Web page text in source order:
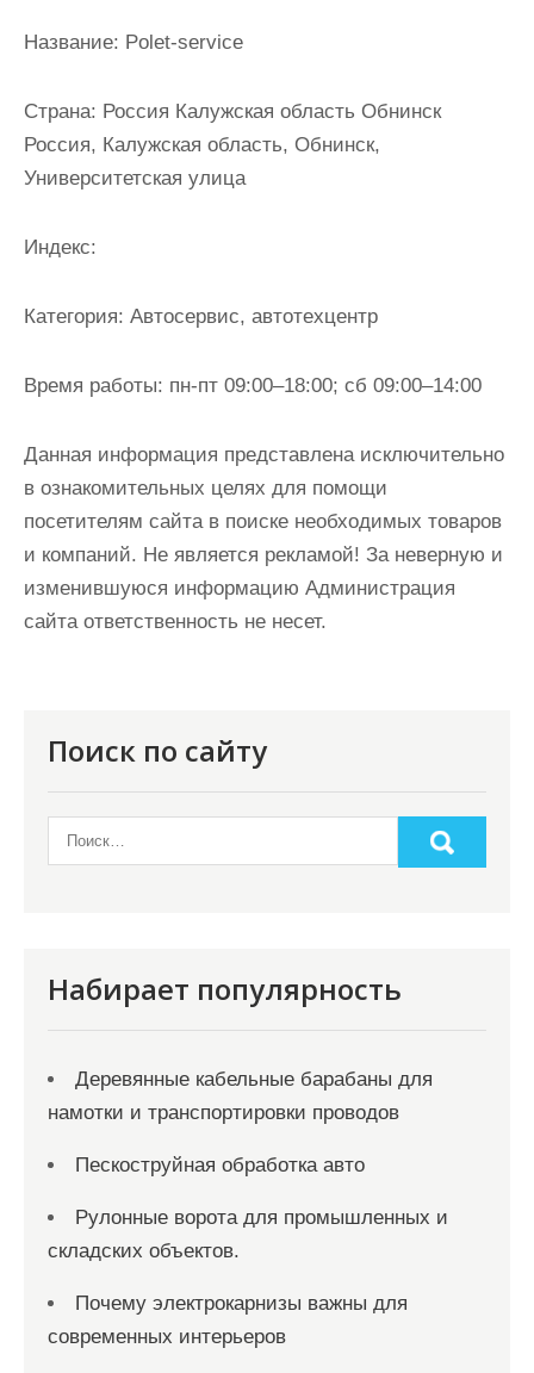
Название: Polet-service
Страна: Россия Калужская область Обнинск
Россия, Калужская область, Обнинск,
Университетская улица
Индекс:
Категория: Автосервис, автотехцентр
Время работы: пн-пт 09:00–18:00; сб 09:00–14:00
Данная информация представлена исключительно
в ознакомительных целях для помощи
посетителям сайта в поиске необходимых товаров
и компаний. Не является рекламой! За неверную и
изменившуюся информацию Администрация
сайта ответственность не несет.
Поиск по сайту
Набирает популярность
Деревянные кабельные барабаны для
намотки и транспортировки проводов
Пескоструйная обработка авто
Рулонные ворота для промышленных и
складских объектов.
Почему электрокарнизы важны для
современных интерьеров